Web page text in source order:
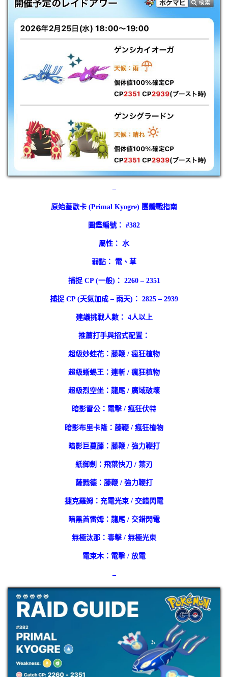
–
原始蓋歐卡 (Primal Kyogre) 團體戰指南
圖鑑編號： #382
屬性： 水
弱點： 電、草
捕捉 CP (一般)： 2260 – 2351
捕捉 CP (天氣加成 – 雨天)： 2825 – 2939
建議挑戰人數： 4人以上
推薦打手與招式配置：
超級妙蛙花：藤鞭 / 瘋狂植物
超級蜥蜴王：連斬 / 瘋狂植物
超級烈空坐：龍尾 / 廣域破壞
暗影雷公：電擊 / 瘋狂伏特
暗影布里卡隆：藤鞭 / 瘋狂植物
暗影巨蔓藤：藤鞭 / 強力鞭打
紙御劍：飛葉快刀 / 葉刃
薩戮德：藤鞭 / 強力鞭打
捷克羅姆：充電光束 / 交錯閃電
暗黑酋雷姆：龍尾 / 交錯閃電
無極汰那：毒擊 / 無極光束
電束木：電擊 / 放電
–